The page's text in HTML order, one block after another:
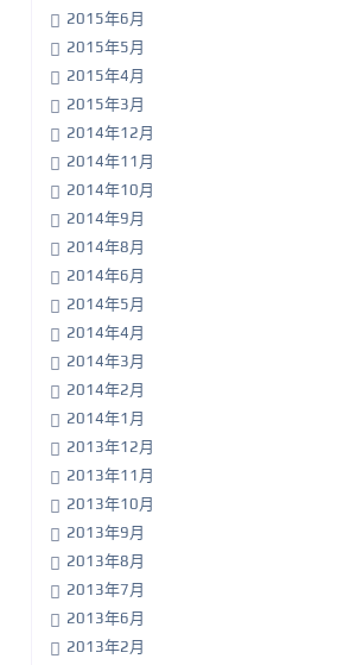
2015年6月
2015年5月
2015年4月
2015年3月
2014年12月
2014年11月
2014年10月
2014年9月
2014年8月
2014年6月
2014年5月
2014年4月
2014年3月
2014年2月
2014年1月
2013年12月
2013年11月
2013年10月
2013年9月
2013年8月
2013年7月
2013年6月
2013年2月